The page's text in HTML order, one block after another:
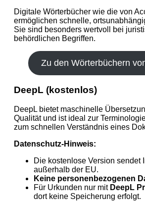
Digitale Wörterbücher wie die von
ermöglichen schnelle,
Sie sind besonders wertvoll bei
behördlichen Begriffen.
Zu den Wörterbüchern
DeepL (kostenlos)
DeepL bietet maschinelle
Qualität und ist ideal zur
zum schnellen Verständnis eines
Datenschutz-Hinweis:
Die kostenlose Version sendet
außerhalb der EU.
Keine personenbezogenen
Für Urkunden nur mit DeepL
dort keine Speicherung erfolgt.